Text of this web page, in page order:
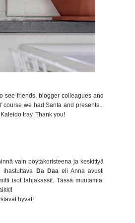
see friends, blogger colleagues and
course we had Santa and presents...
tray. Thank you!
vain pöytäkoristeena ja keskittyä
ihastuttava Da Daaeli Anna avusti
isot lahjakassit. Tässä muutamia:
hyvät!